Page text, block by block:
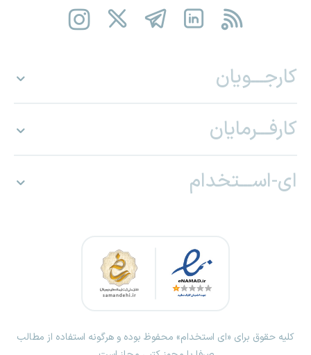
کارجـــویان
کارفـــرمایان
ای-اســـتخدام
کلیه حقوق برای «ای استخدام» محفوظ بوده و هرگونه استفاده از مطالب